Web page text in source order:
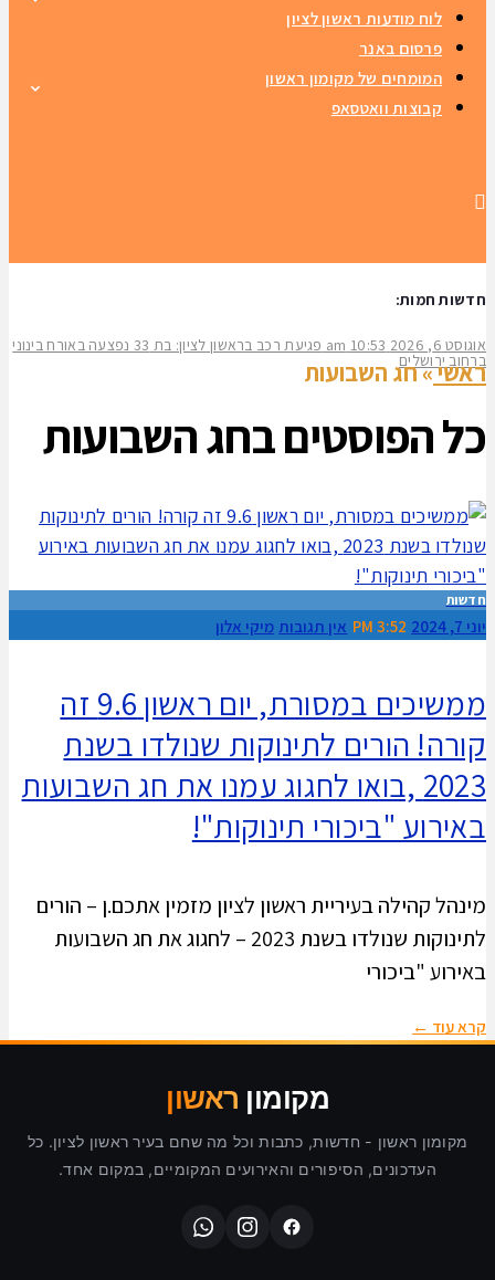
לוח מודעות ראשון לציון
פרסום באנר
המומחים של מקומון ראשון
קבוצות וואטסאפ
חדשות חמות:
אוגוסט 6, 2026 10:53 am פגיעת רכב בראשון לציון: בת 33 נפצעה באורח בינוני
ברחוב ירושלים
ראשי»חג השבועות
כל הפוסטים בחג השבועות
חדשות
יוני 7, 2024 3:52 PM אין תגובות מיקי אלון
ממשיכים במסורת, יום ראשון 9.6 זה
קורה! הורים לתינוקות שנולדו בשנת
2023 ,בואו לחגוג עמנו את חג השבועות
באירוע "ביכורי תינוקות"!
מינהל קהילה בעיריית ראשון לציון מזמין אתכם.ן – הורים
לתינוקות שנולדו בשנת 2023 – לחגוג את חג השבועות
באירוע "ביכורי
קרא עוד ←
מקומון ראשון
מקומון ראשון - חדשות, כתבות וכל מה שחם בעיר ראשון לציון. כל
העדכונים, הסיפורים והאירועים המקומיים, במקום אחד.